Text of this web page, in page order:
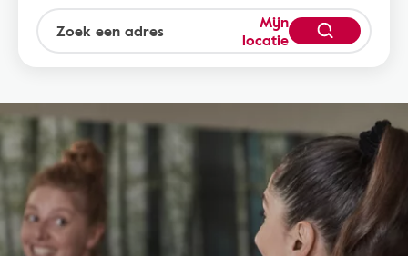
Mijn
locatie